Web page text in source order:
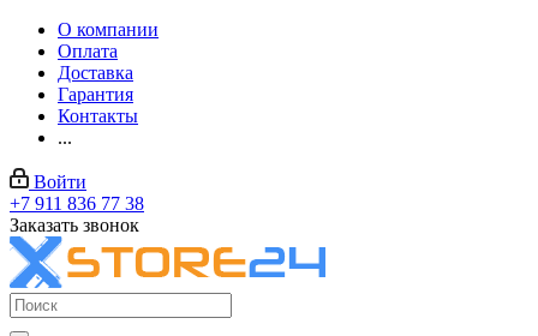
О компании
Оплата
Доставка
Гарантия
Контакты
...
Войти
+7 911 836 77 38
Заказать звонок